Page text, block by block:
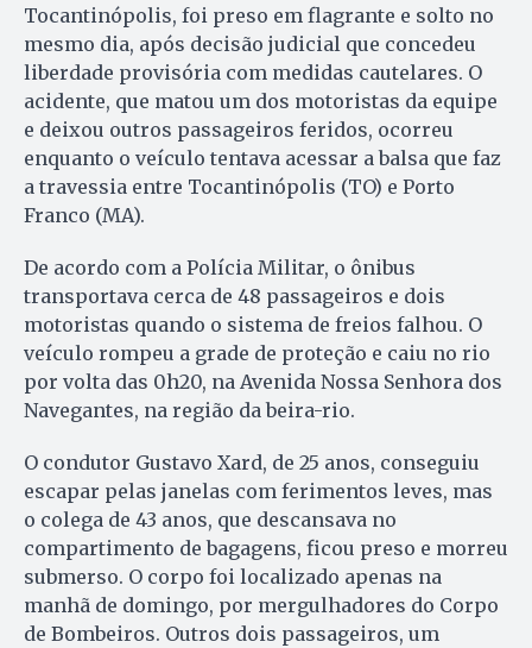
Tocantinópolis, foi preso em flagrante e solto no
mesmo dia, após decisão judicial que concedeu
liberdade provisória com medidas cautelares. O
acidente, que matou um dos motoristas da equipe
e deixou outros passageiros feridos, ocorreu
enquanto o veículo tentava acessar a balsa que faz
a travessia entre Tocantinópolis (TO) e Porto
Franco (MA).
De acordo com a Polícia Militar, o ônibus
transportava cerca de 48 passageiros e dois
motoristas quando o sistema de freios falhou. O
veículo rompeu a grade de proteção e caiu no rio
por volta das 0h20, na Avenida Nossa Senhora dos
Navegantes, na região da beira-rio.
O condutor Gustavo Xard, de 25 anos, conseguiu
escapar pelas janelas com ferimentos leves, mas
o colega de 43 anos, que descansava no
compartimento de bagagens, ficou preso e morreu
submerso. O corpo foi localizado apenas na
manhã de domingo, por mergulhadores do Corpo
de Bombeiros. Outros dois passageiros, um